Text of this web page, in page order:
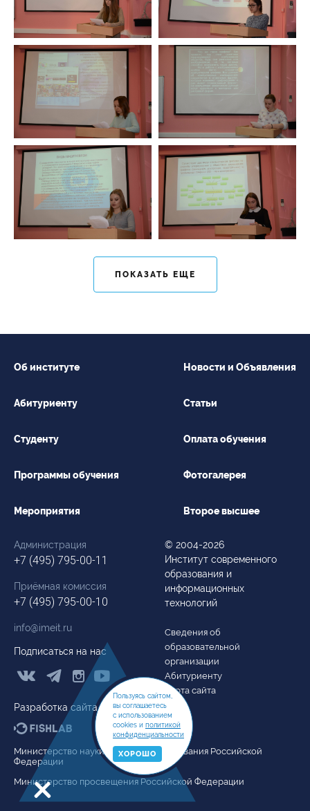
ПОКАЗАТЬ ЕЩЕ
Об институте
Абитуриенту
Студенту
Программы обучения
Мероприятия
Новости и Объявления
Статьи
Оплата обучения
Фотогалерея
Второе высшее
Подписаться на нас
  
Разработка сайта
Министерство науки и высшего образования Российской
Федерации
Министерство просвещения Российской Федерации
Администрация
+7 (495) 795-00-11
Приёмная комиссия
+7 (495) 795-00-10
info@imeit.ru
© 2004-2026
Институт современного
образования и
информационных
технологий
Сведения об
образовательной
организации
Абитуриенту
Карта сайта
Пользуясь сайтом,
вы соглашаетесь
с использованием
cookies и политикой
конфиденциальности
ХОРОШО